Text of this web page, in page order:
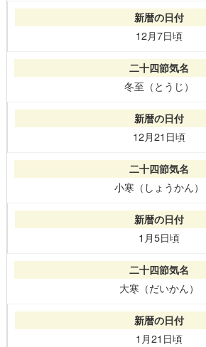
12月7日頃
冬至（とうじ）
12月21日頃
小寒（しょうかん）
1月5日頃
大寒（だいかん）
1月21日頃